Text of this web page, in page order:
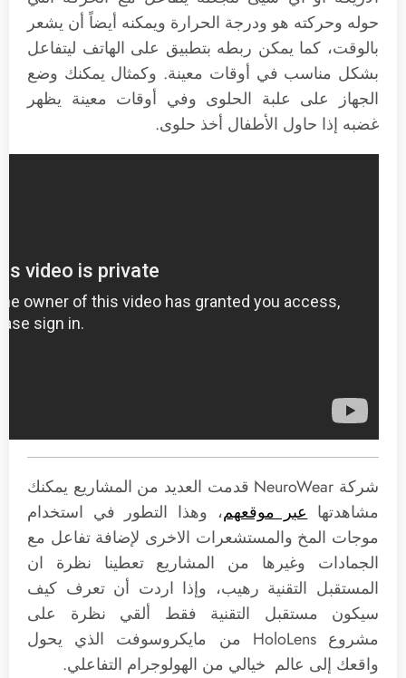
حوله وحركته هو ودرجة الحرارة ويمكنه أيضاً أن يشعر
بالوقت، كما يمكن ربطه بتطبيق على الهاتف ليتفاعل
بشكل مناسب في أوقات معينة. وكمثال يمكنك وضع
الجهاز على علبة الحلوى وفي أوقات معينة يظهر
غضبه إذا حاول الأطفال أخذ حلوى.
شركة NeuroWear قدمت العديد من المشاريع يمكنك
مشاهدتهاعبر موقعهم، وهذا التطور في استخدام
موجات المخ والمستشعرات الاخرى لإضافة تفاعل مع
الجمادات وغيرها من المشاريع تعطينا نظرة ان
المستقبل التقنية رهيب، وإذا اردت أن تعرف كيف
سيكون مستقبل التقنية فقط ألقي نظرة على
مشروع HoloLens من مايكروسوفت الذي يحول
واقعك إلى عالم خيالي من الهولوجرام التفاعلي.